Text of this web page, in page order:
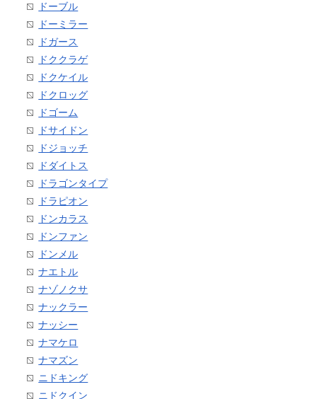
ドーブル
ドーミラー
ドガース
ドククラゲ
ドクケイル
ドクロッグ
ドゴーム
ドサイドン
ドジョッチ
ドダイトス
ドラゴンタイプ
ドラピオン
ドンカラス
ドンファン
ドンメル
ナエトル
ナゾノクサ
ナックラー
ナッシー
ナマケロ
ナマズン
ニドキング
ニドクイン